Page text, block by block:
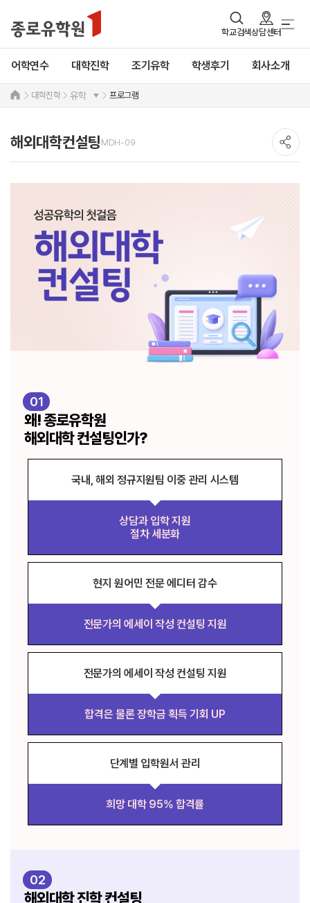
학교검색상담센터
어학연수 대학진학 조기유학 학생후기 회사소개
대학진학 유학 프로그램
해외대학컨설팅 MDH-09
01
왜! 종로유학원
해외대학 컨설팅인가?
국내, 해외 정규지원팀 이중 관리 시스템
상담과 입학 지원
절차 세분화
현지 원어민 전문 에디터 감수
전문가의 에세이 작성 컨설팅 지원
전문가의 에세이 작성 컨설팅 지원
합격은 물론 장학금 획득 기회 UP
단계별 입학원서 관리
희망 대학 95% 합격률
02
해외대학 진학 컨설팅